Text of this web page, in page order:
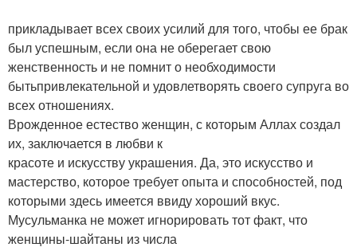
прикладывает всех своих усилий для того, чтобы ее брак
был успешным, если она не оберегает свою
женственность и не помнит о необходимости
бытьпривлекательной и удовлетворять своего супруга во
всех отношениях.
Врожденное естество женщин, с которым Аллах создал
их, заключается в любви к
красоте и искусству украшения. Да, это искусство и
мастерство, которое требует опыта и способностей, под
которыми здесь имеется ввиду хороший вкус.
Мусульманка не может игнорировать тот факт, что
женщины-шайтаны из числа